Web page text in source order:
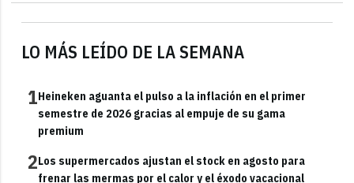
LO MÁS LEÍDO DE LA SEMANA
1Heineken aguanta el pulso a la inflación en el primer
semestre de 2026 gracias al empuje de su gama
premium
2Los supermercados ajustan el stock en agosto para
frenar las mermas por el calor y el éxodo vacacional